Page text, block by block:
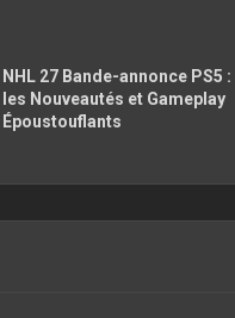
NHL 27 Bande-annonce PS5
les Nouveautés et Gameplay
Époustouflants